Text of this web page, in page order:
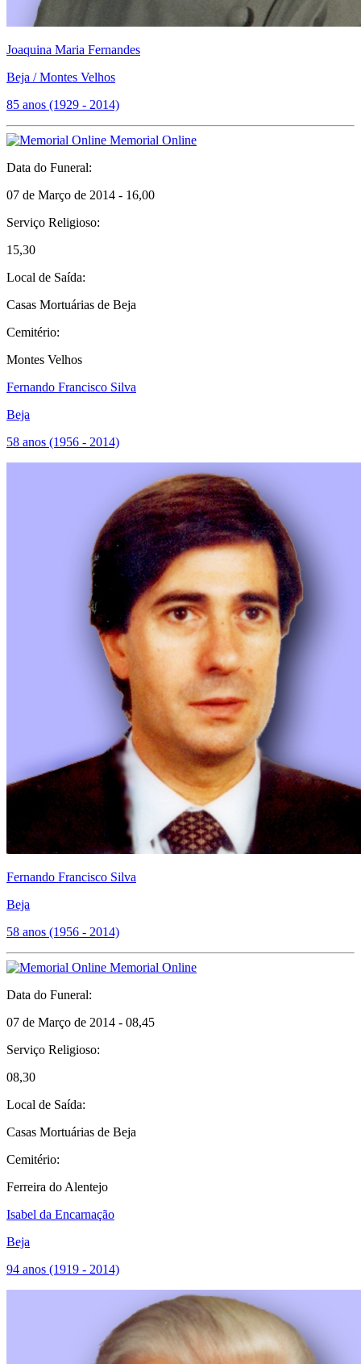
Joaquina Maria Fernandes
Beja / Montes Velhos
85 anos (1929 - 2014)
Memorial Online
Data do Funeral:
07 de Março de 2014 - 16,00
Serviço Religioso:
15,30
Local de Saída:
Casas Mortuárias de Beja
Cemitério:
Montes Velhos
Fernando Francisco Silva
Beja
58 anos (1956 - 2014)
Fernando Francisco Silva
Beja
58 anos (1956 - 2014)
Memorial Online
Data do Funeral:
07 de Março de 2014 - 08,45
Serviço Religioso:
08,30
Local de Saída:
Casas Mortuárias de Beja
Cemitério:
Ferreira do Alentejo
Isabel da Encarnação
Beja
94 anos (1919 - 2014)